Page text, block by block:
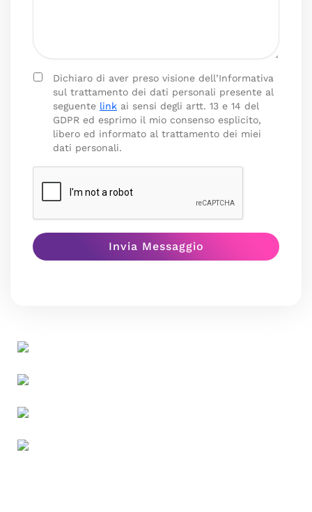
Dichiaro di aver preso visione dell’Informativa
sul trattamento dei dati personali presente al
seguente link ai sensi degli artt. 13 e 14 del
GDPR ed esprimo il mio consenso esplicito,
libero ed informato al trattamento dei miei
dati personali.